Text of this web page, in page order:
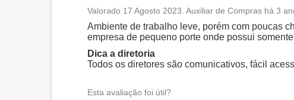
Oportunidade de promoção
Ambiente de trabalho
Valorado 17 Agosto 2023. Auxiliar de Compras há 3
Ambiente de trabalho leve, porém com poucas
empresa de pequeno porte onde possui
Dica a diretoria
Todos os diretores são comunicativos, fácil
Esta avaliação foi útil?